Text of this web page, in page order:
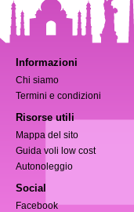
Informazioni
Chi siamo
Termini e condizioni
Risorse utili
Mappa del sito
Guida voli low cost
Autonoleggio
Social
Facebook